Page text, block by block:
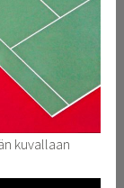
kuvallaan